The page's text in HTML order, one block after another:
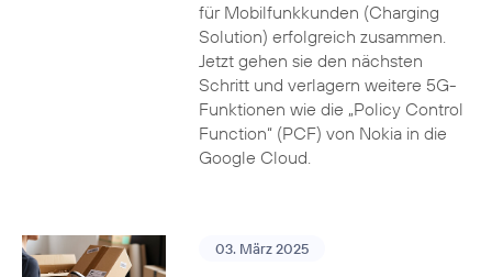
für Mobilfunkkunden (Charging
Solution) erfolgreich zusammen.
Jetzt gehen sie den nächsten
Schritt und verlagern weitere 5G-
Funktionen wie die „Policy Control
Function“ (PCF) von Nokia in die
Google Cloud.
03. März 2025